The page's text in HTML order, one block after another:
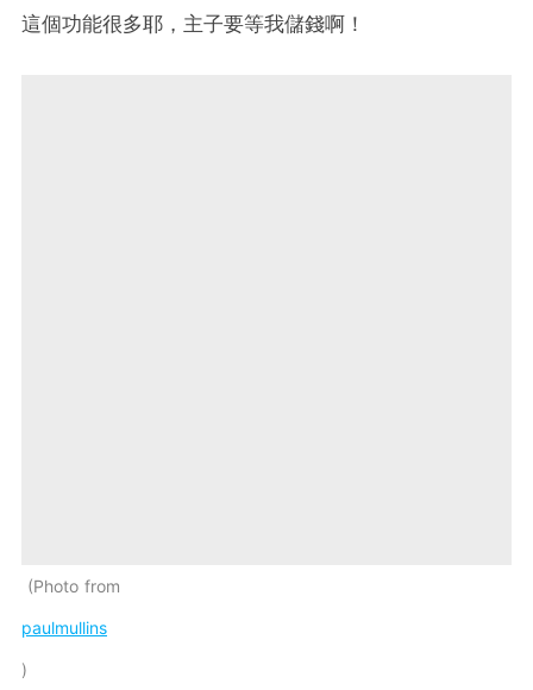
這個功能很多耶，主子要等我儲錢啊！
Photo from
paulmullins